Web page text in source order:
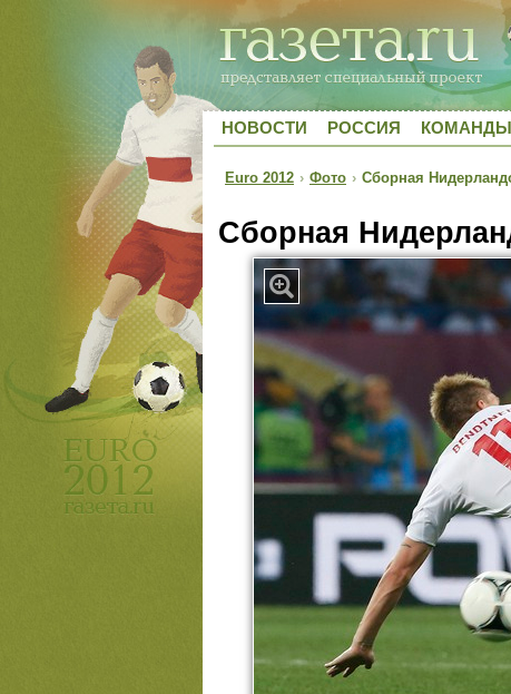
НОВОСТИ РОССИЯ КОМАНДЫ
Euro 2012 › Фото › Сборная
Сборная